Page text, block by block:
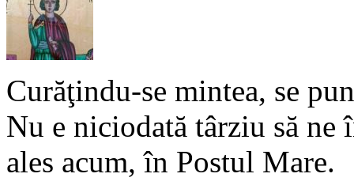
Curăţindu-se mintea, se
Nu e niciodată târziu să
ales acum, în Postul Mare.